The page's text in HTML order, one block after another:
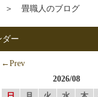
＞ 畳職人のブログ
ダー
←Prev
2026/08